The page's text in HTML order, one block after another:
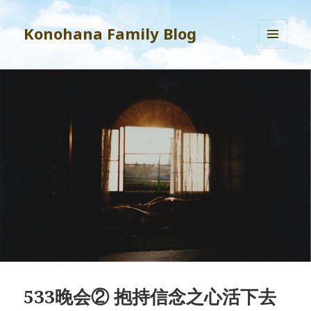
Konohana Family Blog
MENU
AND
533晚会② 抱持信念之心活下去